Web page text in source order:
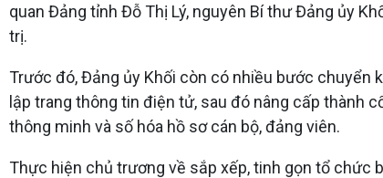
quan Đảng tỉnh Đỗ Thị Lý, nguyên Bí thư Đảng ủy
trị.
Trước đó, Đảng ủy Khối còn có nhiều bước chuyển
lập trang thông tin điện tử, sau đó nâng cấp thành
thông minh và số hóa hồ sơ cán bộ, đảng viên.
Thực hiện chủ trương về sắp xếp, tinh gọn tổ chức